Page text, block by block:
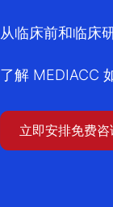
从临床前和临床
了解 MEDIACC
立即安排免费咨